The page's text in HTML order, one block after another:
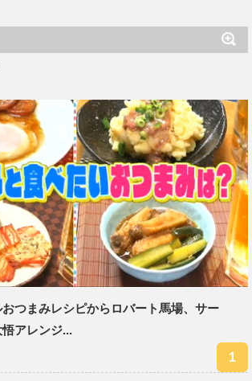
つまみレシピからロバート馬場、サー
アレンジ...